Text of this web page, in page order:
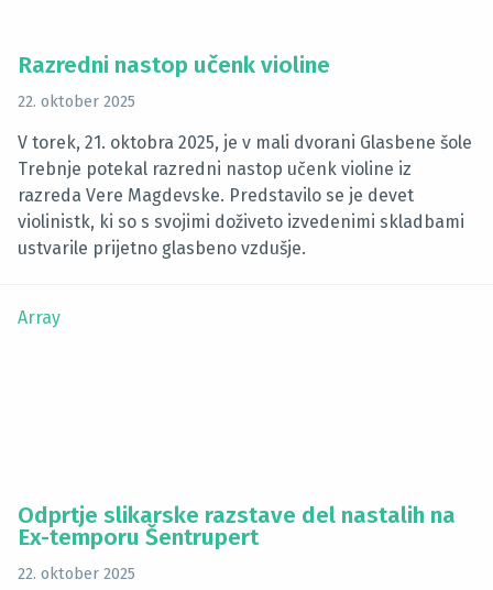
Razredni nastop učenk violine
22. oktober 2025
V torek, 21. oktobra 2025, je v mali dvorani Glasbene šole
Trebnje potekal razredni nastop učenk violine iz
razreda Vere Magdevske. Predstavilo se je devet
violinistk, ki so s svojimi doživeto izvedenimi skladbami
ustvarile prijetno glasbeno vzdušje.
Array
Odprtje slikarske razstave del nastalih na
Ex-temporu Šentrupert
22. oktober 2025